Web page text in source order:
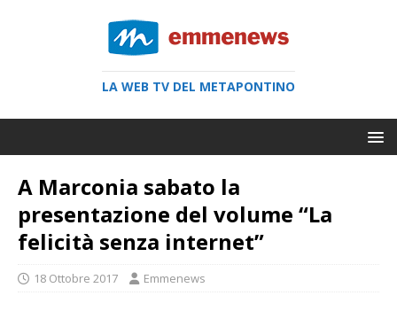
LA WEB TV DEL METAPONTINO
A Marconia sabato la
presentazione del volume “La
felicità senza internet”
18 Ottobre 2017 Emmenews